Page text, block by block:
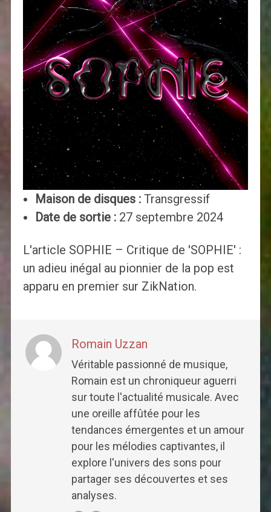
Maison de disques :Transgressif
Date de sortie :27 septembre 2024
L'article SOPHIE – Critique de 'SOPHIE' :
un adieu inégal au pionnier de la pop est
apparu en premier sur ZikNation.
Romain Uzzan
Véritable passionné de musique,
Romain est un chroniqueur aguerri
sur toute l'actualité musicale. Avec
une oreille affûtée pour les
tendances émergentes et un amour
pour les mélodies captivantes, il
explore l'univers des sons pour
partager ses découvertes et ses
analyses.